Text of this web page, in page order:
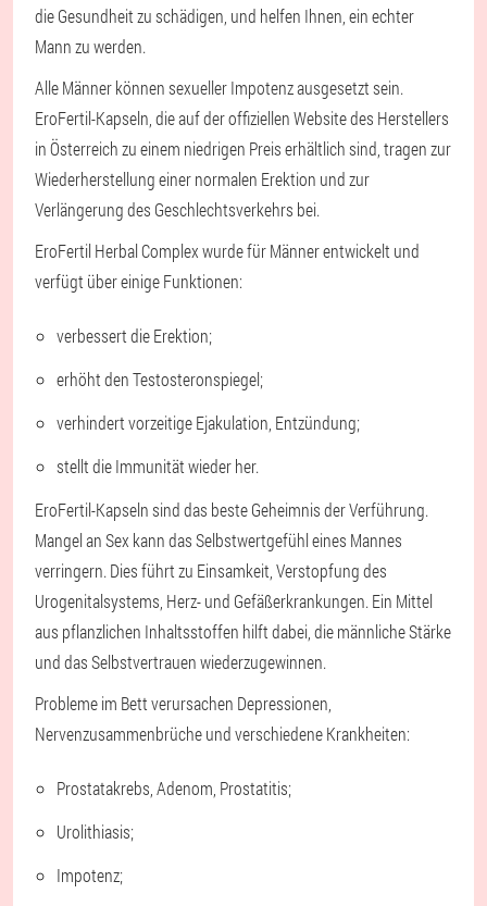
die Gesundheit zu schädigen, und helfen Ihnen, ein echter
Mann zu werden.
Alle Männer können sexueller Impotenz ausgesetzt sein.
EroFertil-Kapseln, die auf der offiziellen Website des Herstellers
in Österreich zu einem niedrigen Preis erhältlich sind, tragen zur
Wiederherstellung einer normalen Erektion und zur
Verlängerung des Geschlechtsverkehrs bei.
EroFertil Herbal Complex wurde für Männer entwickelt und
verfügt über einige Funktionen:
verbessert die Erektion;
erhöht den Testosteronspiegel;
verhindert vorzeitige Ejakulation, Entzündung;
stellt die Immunität wieder her.
EroFertil-Kapseln sind das beste Geheimnis der Verführung.
Mangel an Sex kann das Selbstwertgefühl eines Mannes
verringern. Dies führt zu Einsamkeit, Verstopfung des
Urogenitalsystems, Herz- und Gefäßerkrankungen. Ein Mittel
aus pflanzlichen Inhaltsstoffen hilft dabei, die männliche Stärke
und das Selbstvertrauen wiederzugewinnen.
Probleme im Bett verursachen Depressionen,
Nervenzusammenbrüche und verschiedene Krankheiten:
Prostatakrebs, Adenom, Prostatitis;
Urolithiasis;
Impotenz;